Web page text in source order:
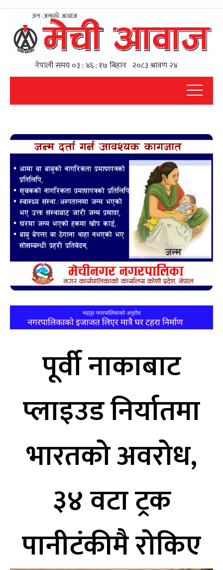
पूर्वी नाकाबाट
प्लाइउड निर्यातमा
भारतको अवरोध,
३४ वटा ट्रक
पानीटंकीमै रोकिए